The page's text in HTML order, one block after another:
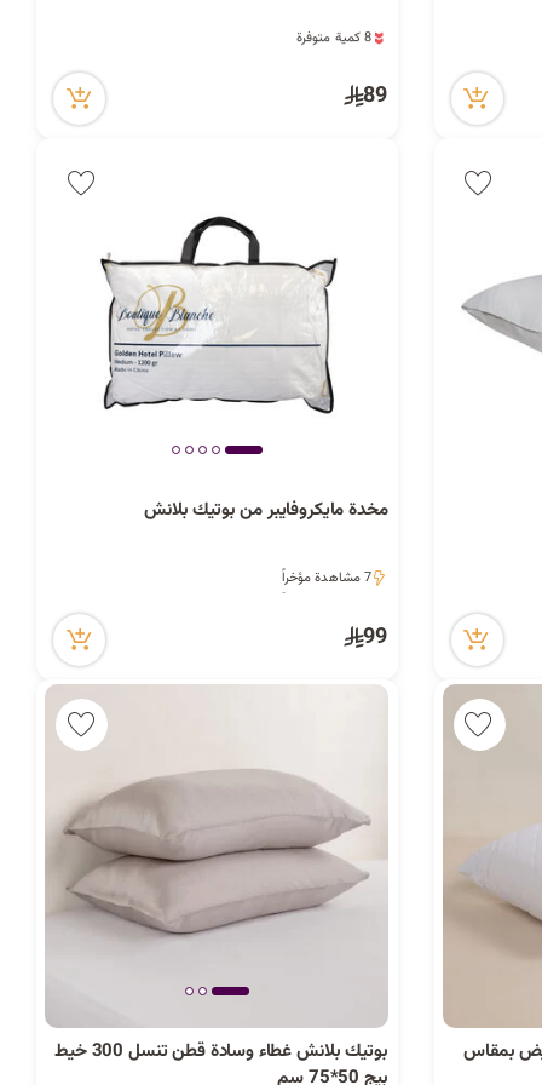
8 كمية متوفرة
4 مشاهدة مؤخراً
89
مخدة مايكروفايبر من بوتيك بلانش
7 مشاهدة مؤخراً
99
بمقاس
بوتيك بلانش غطاء وسادة قطن تنسل 300 خيط
بيج 50*75 سم